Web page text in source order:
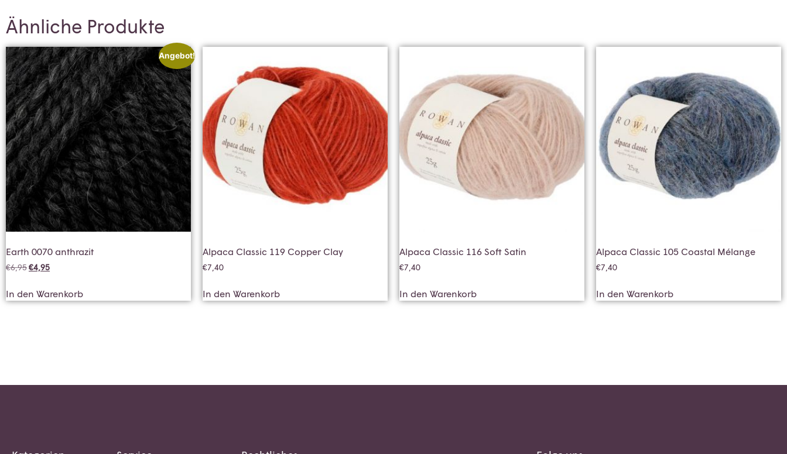
Ähnliche Produkte
Angebot!
Earth 0070 anthrazit
€6,95€4,95
In den Warenkorb
Alpaca Classic 119 Copper Clay
€7,40
In den Warenkorb
Alpaca Classic 116 Soft Satin
€7,40
In den Warenkorb
Alpaca Classic 105 Coastal Mélange
€7,40
In den Warenkorb